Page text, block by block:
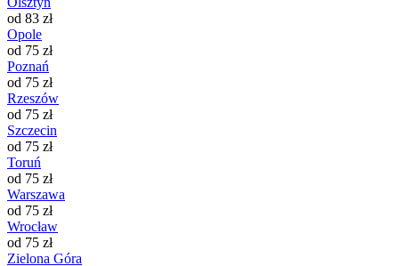
od 83 zł
Opole
od 75 zł
Poznań
od 75 zł
Rzeszów
od 75 zł
Szczecin
od 75 zł
Toruń
od 75 zł
Warszawa
od 75 zł
Wrocław
od 75 zł
Zielona Góra